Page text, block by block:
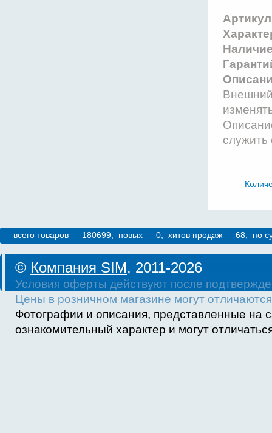
Артикул
Внешний
всего товаров — 180699, новых — 0, хитов продаж — 68, по
© Компания SIM, 2011-2026
Условия оферты действуют после
Цены в розничном магазине могут
Фотографии и описания, представленные на
ознакомительный характер и могут